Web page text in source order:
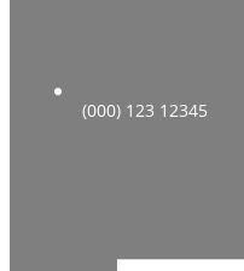
(000) 123 12345